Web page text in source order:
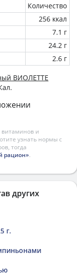
Количество
256 ккал
7.1 г
24.2 г
2.6 г
ВИОЛЕТТЕ
и
узнать нормы с
тогда
рацион».
других
г.